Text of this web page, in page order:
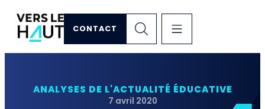
CONTACT
ANALYSES DE L'ACTUALITÉ ÉDUCATIVE
7 avril 2020